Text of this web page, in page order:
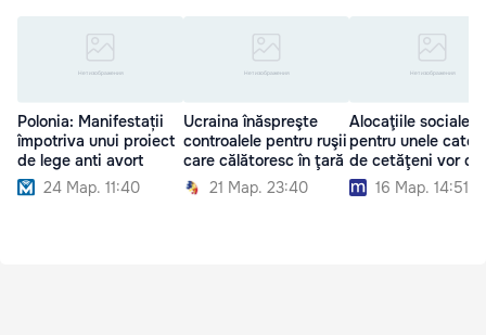
Polonia: Manifestații
împotriva unui proiect
de lege anti avort
24 Мар. 11:40
Ucraina înăspreşte
controalele pentru ruşii
care călătoresc în ţară
21 Мар. 23:40
Alocaţiile sociale
pentru unele
de cetăţeni vor
16 Мар. 14:51